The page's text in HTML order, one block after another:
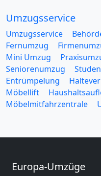
Umzugsservice
Umzugsservice
Fernumzug
Mini Umzug
Seniorenumzug
Entrümpelung
Möbellift
Möbelmitfahrzentrale
Europa-Umzüge